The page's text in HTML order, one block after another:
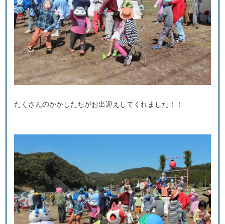
たくさんのかかしたちがお出迎えしてくれました！！